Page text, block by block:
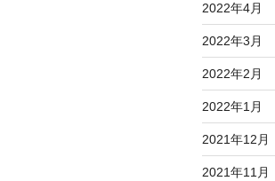
2022年4月
2022年3月
2022年2月
2022年1月
2021年12月
2021年11月